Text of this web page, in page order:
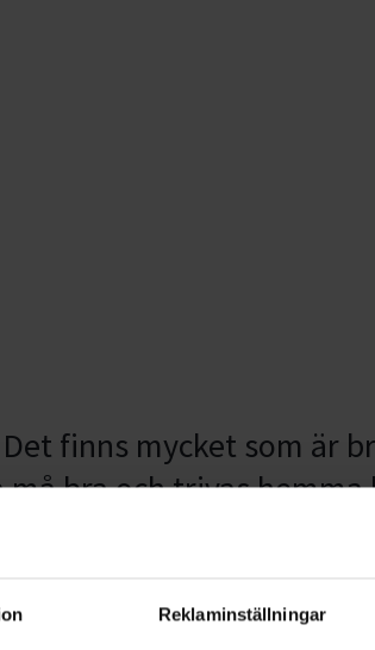
Reklaminställningar
finns mycket som är
bra och trivas hemma
för sina naturliga
om du har din katt ute när